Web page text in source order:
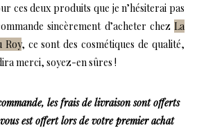
ces deux produits que je n’hésiterai pas
sincèrement d’acheter chez La
Roy, ce sont des cosmétiques de qualité,
merci, soyez-en sûres !
les frais de livraison sont offerts
est offert lors de votre premier achat